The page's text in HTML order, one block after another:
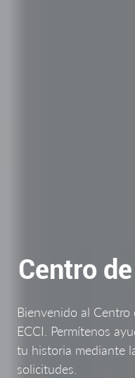
Centro
Bienvenido al
ECCI. Permítenos
tu historia mediante
solicitudes.